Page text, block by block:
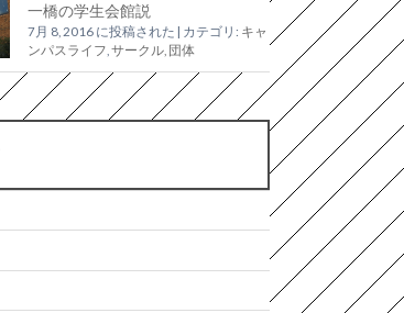
一橋の学生会館説
7月 8, 2016 に投稿された カテゴリ: キャ
ンパスライフ サークル, 団体